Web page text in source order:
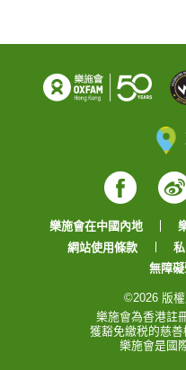
樂施會在中國內地
網站使用條款
無障
©2026 版
樂施會為香港註
獲豁免繳税的慈
樂施會是國